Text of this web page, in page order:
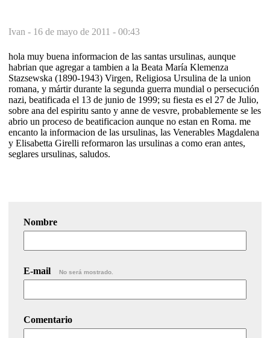
Ivan - 16 de mayo de 2011 - 00:43
hola muy buena informacion de las santas ursulinas, aunque
habrian que agregar a tambien a la Beata María Klemenza
Stazsewska (1890-1943) Virgen, Religiosa Ursulina de la union
romana, y mártir durante la segunda guerra mundial o persecución
nazi, beatificada el 13 de junio de 1999; su fiesta es el 27 de Julio,
sobre ana del espiritu santo y anne de vesvre, probablemente se les
abrio un proceso de beatificacion aunque no estan en Roma. me
encanto la informacion de las ursulinas, las Venerables Magdalena
y Elisabetta Girelli reformaron las ursulinas a como eran antes,
seglares ursulinas, saludos.
Nombre
E-mail No será mostrado.
Comentario